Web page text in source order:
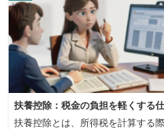
報と専門的な知識、経験に基づい
的に支払われる保険金の金額を計
す。損害の状況を正確に把握し、
理方法と費用を判断することで、
が支払うべき金額を算定します。
人の仕事は、保険会社と事故に遭
方、双方にとって納得のいく解決
う、公正な立場で損害を評価する
えるでしょう。
た商品もあります。例えば、がん
には、特定の種類のがん、例えば
肺がんといった種類に限定して保
のや、身体の特定の場所、例えば
いった部位のがんに限定して保障
があります。こうした保険は、保
を狭めることによって、保険料の
くする効果があります。つまり、
を絞り込むことで、より少ない費用
できるわけです。しかし、保障の範
定されているということは、それ
扶養控除：税金の負担を軽くする
扶養控除とは、所得税を計算する